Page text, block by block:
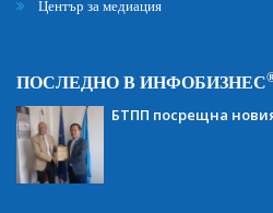
Център за медиация
ПОСЛЕДНО В ИНФОБИЗНЕС
БТПП посрещна